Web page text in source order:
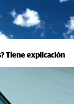
Tiene explicación